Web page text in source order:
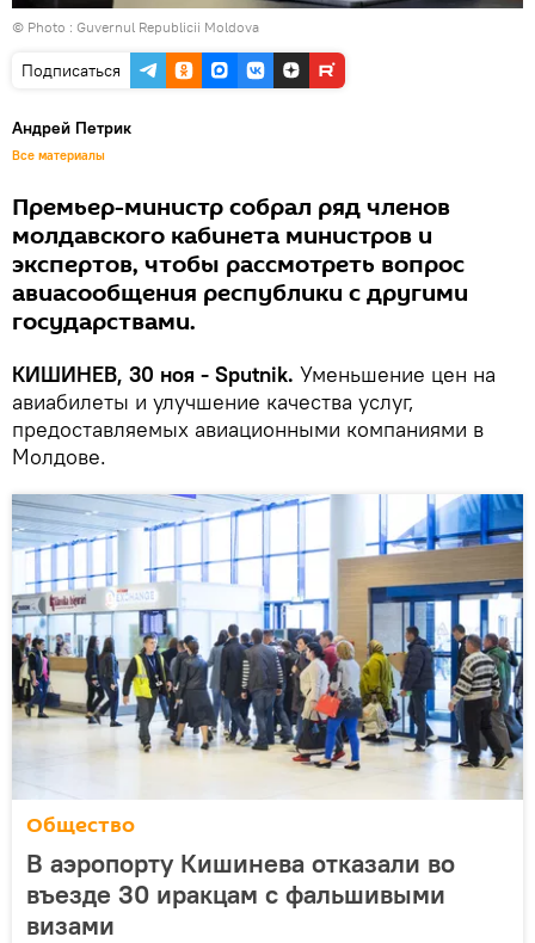
© Photo : Guvernul Republicii Moldova
Подписаться
Андрей Петрик
Все материалы
Премьер-министр собрал ряд членов
молдавского кабинета министров и
экспертов, чтобы рассмотреть вопрос
авиасообщения республики с другими
государствами.
КИШИНЕВ, 30 ноя - Sputnik. Уменьшение цен на
авиабилеты и улучшение качества услуг,
предоставляемых авиационными компаниями в
Молдове.
Общество
В аэропорту Кишинева отказали во
въезде 30 иракцам с фальшивыми
визами